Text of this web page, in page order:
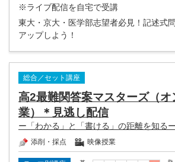
※ライブ配信を自宅で受講
東大・京大・医学部志望者必見！記述式
アップしよう！
総合／セット講座
高2最難関答案マスターズ（オ
業）＊見逃し配信
ー「わかる」と「書ける」の距離を知るー
添削・採点 映像授業